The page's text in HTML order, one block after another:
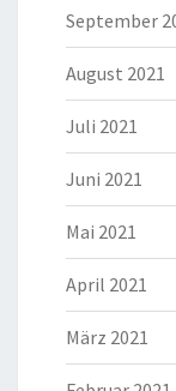
September
August 2021
Juli 2021
Juni 2021
Mai 2021
April 2021
März 2021